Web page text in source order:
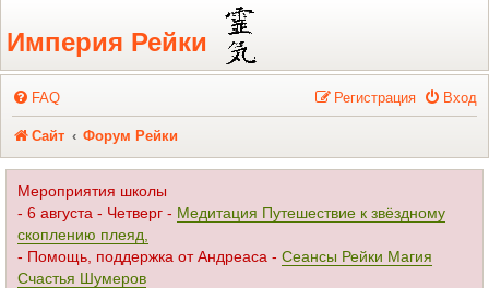
Регистрация
Империя Рейки
FAQ Вход
Регистрация
Сайт Форум Рейки
Мероприятия школы
- 6 августа - Четверг - Медитация Путешествие к звёздному
скоплению плеяд,
- Помощь, поддержка от Андреаса - Сеансы Рейки Магия
Счастья Шумеров